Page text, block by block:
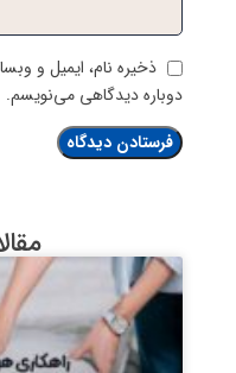
ذخیره نام، ایمیل و
دوباره دیدگاهی می‌نویسم.